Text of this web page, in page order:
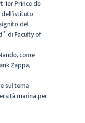
1er Prince de
del
di Faculty of
come
Zappa,
sul tema
marina per